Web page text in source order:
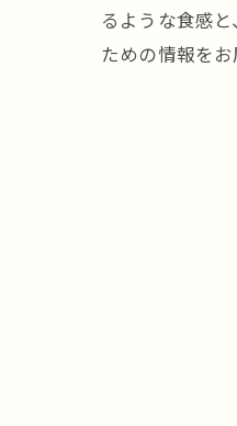
るような食感
ための情報を